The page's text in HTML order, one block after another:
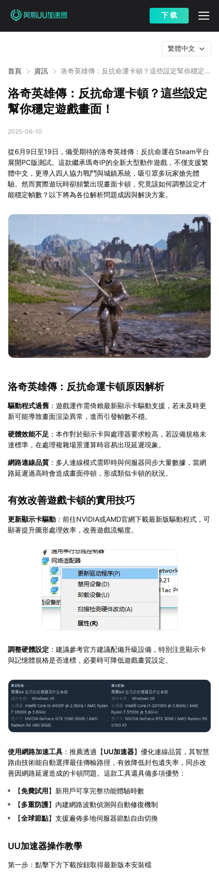
下 载
首頁 資訊
洛奇英雄傳：反抗命運卡頓？這些設定幫你穩定遊
繁體中文
洛奇英雄傳：反抗命運卡頓？這些設定
幫你穩定遊戲畫面！
2025-06-10
從6月9日至19日，備受期待的洛奇英雄傳：反抗命運在Steam平台
展開PC版測試。這款繼承瑪奇IP的全新大型動作遊戲，不僅支援繁
體中文，更導入四人協力戰鬥與城鎮系統，吸引眾多玩家搶先體
驗。然而實際遊玩時卻頻繁出現畫面卡頓，究竟該如何調整設定才
能穩定幀數？以下將為各位解析問題成因與解決方案。
洛奇英雄傳：反抗命運卡頓原因解析
驅動程式過舊 ：遊戲運作需倚賴最新顯示卡驅動支援，若未及時更
新可能導致畫面渲染異常，進而引發幀數不穩。
硬體效能不足 ：本作對於顯示卡與處理器要求較高，若設備規格未
達標準，在處理複雜場景運算時容易出現延遲現象。
網路連線品質 ：多人連線模式需即時與伺服器同步大量數據，當網
路延遲過高時會造成畫面停頓，形成類似卡頓的狀況。
有效改善遊戲卡頓的實用技巧
更新顯示卡驅動 ：前往NVIDIA或AMD官網下載最新版驅動程式，可
顯著提升圖形處理效率，改善遊戲流暢度。
調整硬體設定 ：建議參考官方建議配備升級設備，特別注意顯示卡
與記憶體規格是否達標，必要時可降低遊戲畫質設定。
使用網路加速工具 ：推薦透過【UU加速器】優化連線品質，其智慧
路由技術能自動選擇最佳傳輸路徑，有效降低封包遺失率，同步改
善因網路延遲造成的卡頓問題。這款工具還具備多項優勢：
【免費試用 】新用戶可享完整功能體驗時數
【多重防護】內建網路波動偵測與自動修復機制
【全球節點】支援遍佈多地伺服器節點自由切換
UU加速器操作教學
第一步：點擊下方下載按鈕取得最新版本安裝檔